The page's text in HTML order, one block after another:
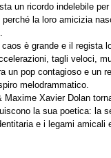
un ricordo indelebile per
la loro amicizia
caos è grande e il regista
tagli veloci,
un pop contagioso e un
melodrammatico.
Maxime Xavier Dolan
la sua poetica: la
e i legami amicali